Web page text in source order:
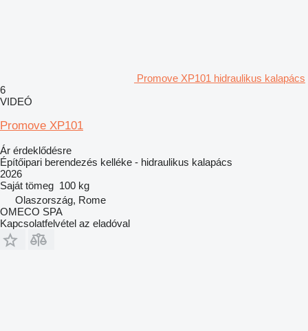
Promove XP101 hidraulikus kalapács
6
VIDEÓ
Promove XP101
Ár érdeklődésre
Építőipari berendezés kelléke - hidraulikus kalapács
2026
Saját tömeg 100 kg
Olaszország, Rome
OMECO SPA
Kapcsolatfelvétel az eladóval